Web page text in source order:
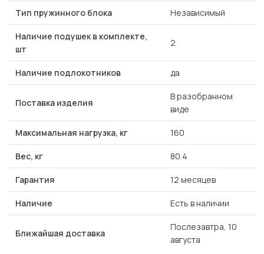
Тип пружинного блока Независимый
Наличие подушек в комплекте,
шт
2
Наличие подлокотников да
Поставка изделия
В разобранном
виде
Максимальная нагрузка, кг 160
Вес, кг 80.4
Гарантия 12 месяцев
Наличие Есть в наличии
Ближайшая доставка
Послезавтра, 10
августа